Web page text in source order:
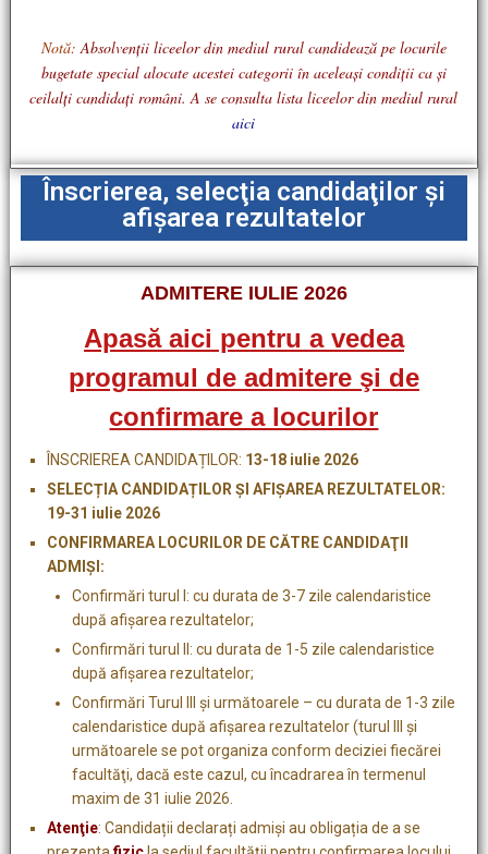
Notă: Absolvenții liceelor din mediul rural candidează pe locurile
bugetate special alocate acestei categorii în aceleaşi condiţii ca şi
ceilalţi candidaţi români. A se consulta lista liceelor din mediul rural
aici
Înscrierea, selecţia candidaţilor şi
afişarea rezultatelor
ADMITERE IULIE 2026
Apasă aici pentru a vedea
programul de admitere şi de
confirmare a locurilor
ÎNSCRIEREA CANDIDAȚILOR: 13-18 iulie 2026
SELECȚIA CANDIDAȚILOR ȘI AFIȘAREA REZULTATELOR:
19-31 iulie 2026
CONFIRMAREA LOCURILOR DE CĂTRE CANDIDAŢII
ADMIŞI:
Confirmări turul I: cu durata de 3-7 zile calendaristice
după afişarea rezultatelor;
Confirmări turul II: cu durata de 1-5 zile calendaristice
după afişarea rezultatelor;
Confirmări Turul III şi următoarele – cu durata de 1-3 zile
calendaristice după afişarea rezultatelor (turul III şi
următoarele se pot organiza conform deciziei fiecărei
facultăţi, dacă este cazul, cu încadrarea în termenul
maxim de 31 iulie 2026.
Atenţie: Candidații declarați admiși au obligația de a se